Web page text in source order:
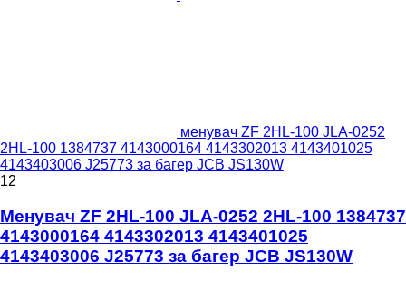
менувач ZF 2HL-100 JLA-0252
2HL-100 1384737 4143000164 4143302013 4143401025
4143403006 J25773 за багер JCB JS130W
12
Менувач ZF 2HL-100 JLA-0252 2HL-100 1384737
4143000164 4143302013 4143401025
4143403006 J25773 за багер JCB JS130W